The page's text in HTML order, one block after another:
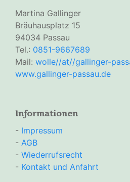
Martina Gallinger
Bräuhausplatz 15
94034 Passau
Tel.: 0851-9667689
Mail: wolle//at//gallinger-
www.gallinger-passau.de
Informationen
- Impressum
- AGB
- Wiederrufsrecht
- Kontakt und Anfahrt